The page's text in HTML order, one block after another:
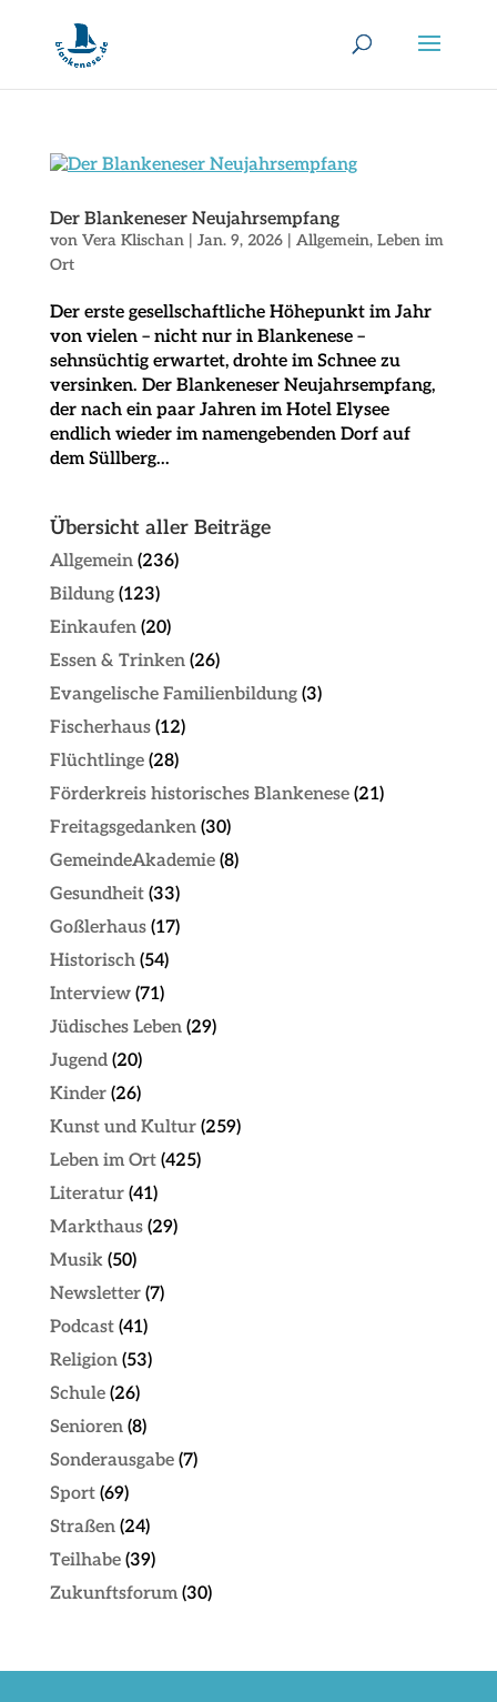
Der Blankeneser Neujahrsempfang
von Vera Klischan| Jan. 9, 2026| Allgemein, Leben im
Ort
Der erste gesellschaftliche Höhepunkt im Jahr
von vielen – nicht nur in Blankenese –
sehnsüchtig erwartet, drohte im Schnee zu
versinken. Der Blankeneser Neujahrsempfang,
der nach ein paar Jahren im Hotel Elysee
endlich wieder im namengebenden Dorf auf
dem Süllberg...
Übersicht aller Beiträge
Allgemein(236)
Bildung(123)
Einkaufen(20)
Essen & Trinken(26)
Evangelische Familienbildung(3)
Fischerhaus(12)
Flüchtlinge(28)
Förderkreis historisches Blankenese(21)
Freitagsgedanken(30)
GemeindeAkademie(8)
Gesundheit(33)
Goßlerhaus(17)
Historisch(54)
Interview(71)
Jüdisches Leben(29)
Jugend(20)
Kinder(26)
Kunst und Kultur(259)
Leben im Ort(425)
Literatur(41)
Markthaus(29)
Musik(50)
Newsletter(7)
Podcast(41)
Religion(53)
Schule(26)
Senioren(8)
Sonderausgabe(7)
Sport(69)
Straßen(24)
Teilhabe(39)
Zukunftsforum(30)